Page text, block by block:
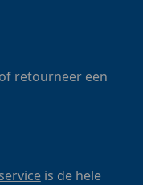
retourneer een
is de hele